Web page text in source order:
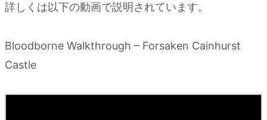
方
2.
殉教
ーゲ
詳しくは以下の動画で説明されています。
Bloodborne Walkthrough – Forsaken Cainhurst
Castle